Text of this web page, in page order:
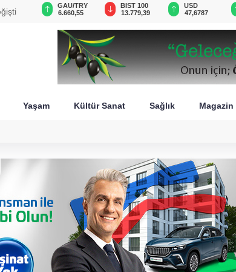
GAU/TRY
6.660,55
BIST 100
13.779,39
USD
47,6787
Yaşam Kültür Sanat Sağlık Magazin